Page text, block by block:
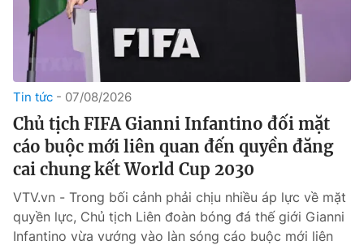
THỜI BÁO VTV
Theo dõi báo trên
Cơ quan chủ quản:Đài Truyền hình Việt Nam
Cơ quan báo chí: Thời báo VTV
Giấy phép hoạt động báo in và báo điện tử số 483/GP-BTTTT
cấp ngày 29/12/2023
Tin tức 07/08/2026
Chủ tịch FIFA Gianni Infantino đối mặt
cáo buộc mới liên quan đến quyền đăng
cai chung kết World Cup 2030
VTV.vn - Trong bối cảnh phải chịu nhiều áp lực về mặt
quyền lực, Chủ tịch Liên đoàn bóng đá thế giới Gianni
Infantino vừa vướng vào làn sóng cáo buộc mới liên